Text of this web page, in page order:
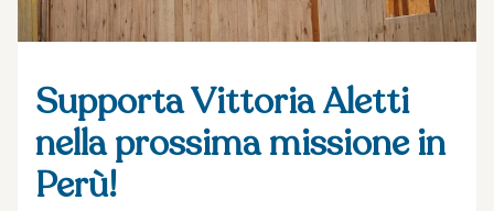
Supporta Vittoria Aletti
nella prossima missione in
Perù!